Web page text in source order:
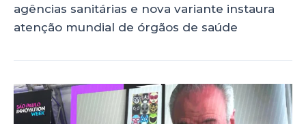
agências sanitárias e nova variante instaura
atenção mundial de órgãos de saúde